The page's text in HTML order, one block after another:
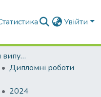
Увійти
Атестаційні роботи випускників
Дипломні роботи
2024